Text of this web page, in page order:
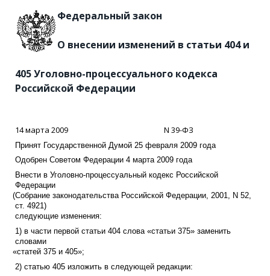
Федеральный закон
О внесении изменений в статьи 404 и
405 Уголовно-процессуального кодекса
Российской Федерации
14 марта 2009 N 39-ФЗ
Принят Государственной Думой 25 февраля 2009 года
Одобрен Советом Федерации 4 марта 2009 года
Внести в Уголовно-процессуальный кодекс Российской
Федерации
(Собрание законодательства Российской Федерации, 2001, N 52,
ст. 4921)
следующие изменения:
1) в части первой статьи 404 слова «статьи 375» заменить
словами
«статей 375 и 405»;
2) статью 405 изложить в следующей редакции: